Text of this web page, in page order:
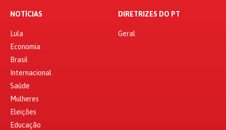
NOTÍCIAS
Lula
Economia
Brasil
Internacional
Saúde
Mulheres
Eleições
Educação
DIRETRIZES DO PT
Geral